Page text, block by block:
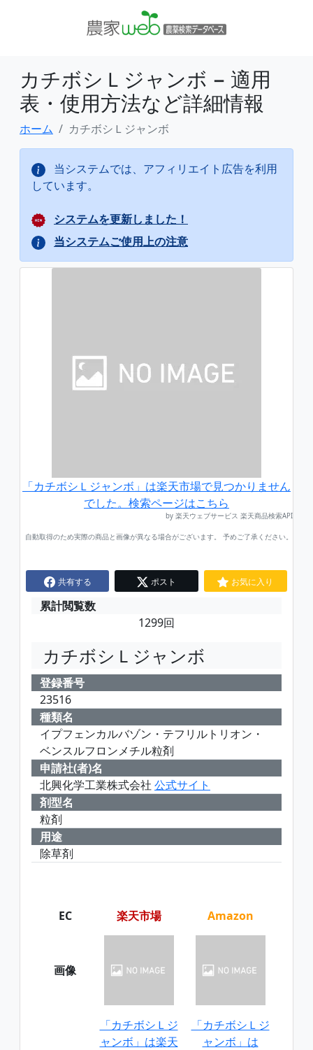
カチボシＬジャンボ − 適用
表・使用方法など詳細情報
ホーム カチボシＬジャンボ
当システムでは、アフィリエイト広告を利用
しています。
システムを更新しました！
当システムご使用上の注意
「カチボシＬジャンボ」は楽天市場で見つかりません
でした。検索ページはこちら
by 楽天ウェブサービス 楽天商品検索API
自動取得のため実際の商品と画像が異なる場合がございます。 予めご了承ください。
共有する ポスト お気に入り
累計閲覧数
1299回
カチボシＬジャンボ
登録番号
23516
種類名
イプフェンカルバゾン・テフリルトリオン・
ベンスルフロンメチル粒剤
申請社(者)名
北興化学工業株式会社 公式サイト
剤型名
粒剤
用途
除草剤
EC 楽天市場 Amazon
画像
「カチボシＬジ
ャンボ」は楽天
「カチボシＬジ
ャンボ」は